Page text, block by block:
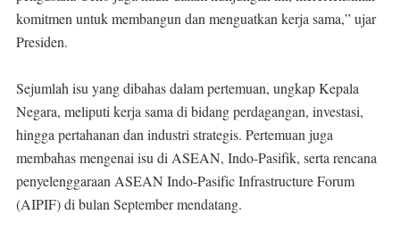
komitmen untuk membangun dan menguatkan kerja sama,” ujar
Presiden.
Sejumlah isu yang dibahas dalam pertemuan, ungkap Kepala
Negara, meliputi kerja sama di bidang perdagangan, investasi,
hingga pertahanan dan industri strategis. Pertemuan juga
membahas mengenai isu di ASEAN, Indo-Pasifik, serta rencana
penyelenggaraan ASEAN Indo-Pasific Infrastructure Forum
(AIPIF) di bulan September mendatang.